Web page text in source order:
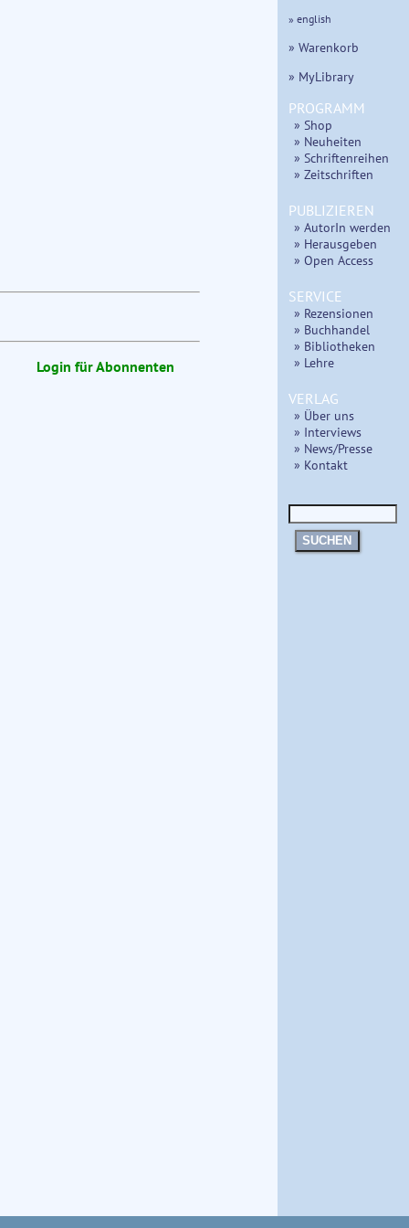
Login für Abonnenten
» english
» Warenkorb
» MyLibrary
PROGRAMM
» Shop
» Neuheiten
» Schriftenreihen
» Zeitschriften
PUBLIZIEREN
» AutorIn werden
» Herausgeben
» Open Access
SERVICE
» Rezensionen
» Buchhandel
» Bibliotheken
» Lehre
VERLAG
» Über uns
» Interviews
» News/Presse
» Kontakt
SUCHEN